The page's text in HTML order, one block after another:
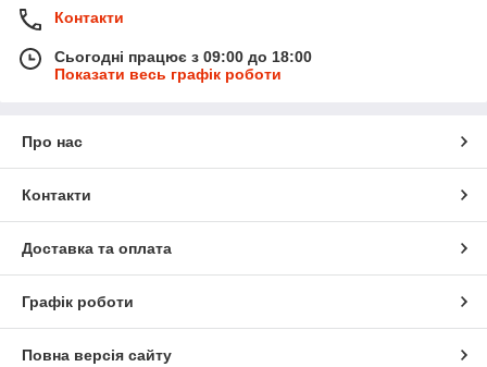
Контакти
Сьогодні працює з 09:00 до 18:00
Показати весь графік роботи
Про нас
Контакти
Доставка та оплата
Графік роботи
Повна версія сайту